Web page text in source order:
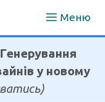
Меню
у новому